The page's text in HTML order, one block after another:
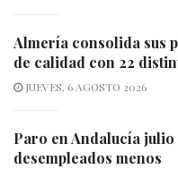
Almería consolida sus
de calidad con 22
JUEVES, 6 AGOSTO 2026
Paro en Andalucía julio
desempleados menos